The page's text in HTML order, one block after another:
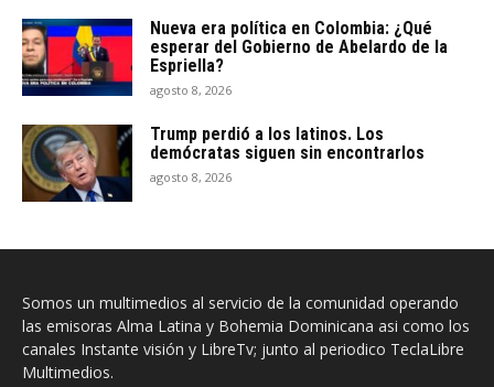
Nueva era política en Colombia: ¿Qué
esperar del Gobierno de Abelardo de la
Espriella?
agosto 8, 2026
Trump perdió a los latinos. Los
demócratas siguen sin encontrarlos
agosto 8, 2026
Somos un multimedios al servicio de la comunidad operando
las emisoras Alma Latina y Bohemia Dominicana asi como los
canales Instante visión y LibreTv; junto al periodico TeclaLibre
Multimedios.